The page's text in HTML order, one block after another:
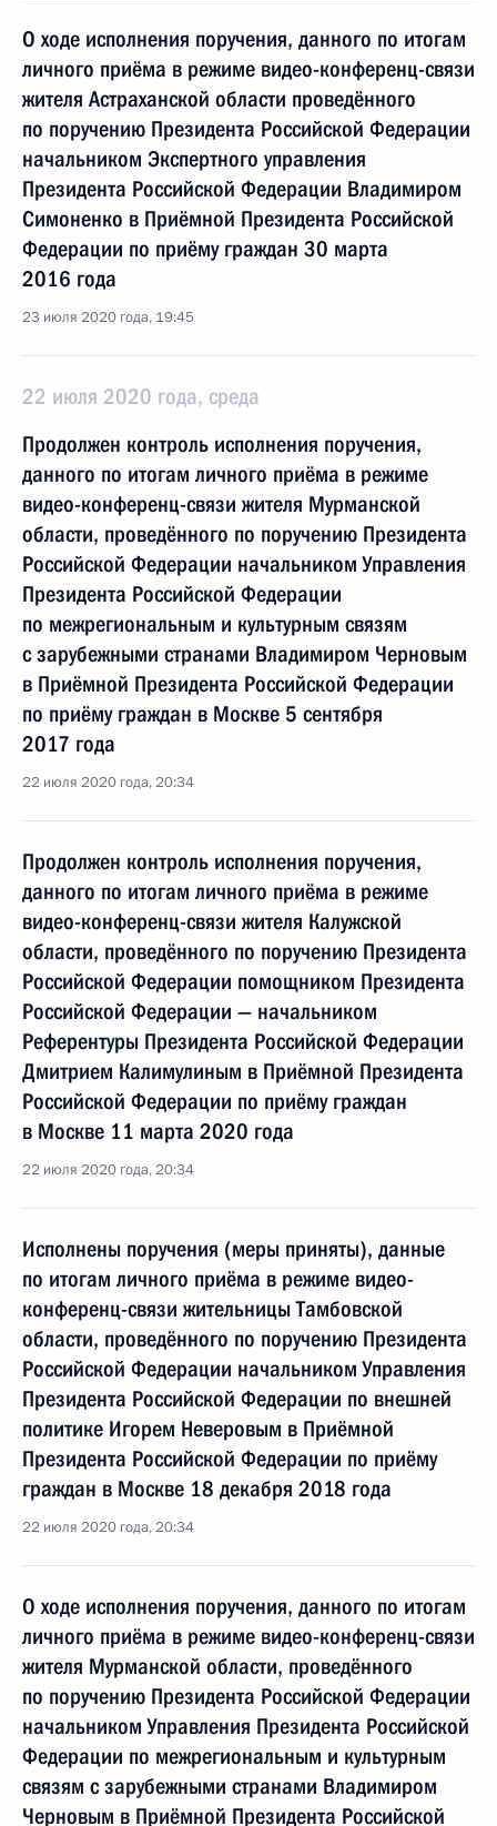
О ходе исполнения поручения, данного по итогам
личного приёма в режиме видео-конференц-связи
жителя Астраханской области проведённого
по поручению Президента Российской Федерации
начальником Экспертного управления
Президента Российской Федерации Владимиром
Симоненко в Приёмной Президента Российской
Федерации по приёму граждан 30 марта
2016 года
23 июля 2020 года, 19:45
22 июля 2020 года, среда
Продолжен контроль исполнения поручения,
данного по итогам личного приёма в режиме
видео-конференц-связи жителя Мурманской
области, проведённого по поручению Президента
Российской Федерации начальником Управления
Президента Российской Федерации
по межрегиональным и культурным связям
с зарубежными странами Владимиром Черновым
в Приёмной Президента Российской Федерации
по приёму граждан в Москве 5 сентября
2017 года
22 июля 2020 года, 20:34
Продолжен контроль исполнения поручения,
данного по итогам личного приёма в режиме
видео-конференц-связи жителя Калужской
области, проведённого по поручению Президента
Российской Федерации помощником Президента
Российской Федерации — начальником
Референтуры Президента Российской Федерации
Дмитрием Калимулиным в Приёмной Президента
Российской Федерации по приёму граждан
в Москве 11 марта 2020 года
22 июля 2020 года, 20:34
Исполнены поручения (меры приняты), данные
по итогам личного приёма в режиме видео-
конференц-связи жительницы Тамбовской
области, проведённого по поручению Президента
Российской Федерации начальником Управления
Президента Российской Федерации по внешней
политике Игорем Неверовым в Приёмной
Президента Российской Федерации по приёму
граждан в Москве 18 декабря 2018 года
22 июля 2020 года, 20:34
О ходе исполнения поручения, данного по итогам
личного приёма в режиме видео-конференц-связи
жителя Мурманской области, проведённого
по поручению Президента Российской Федерации
начальником Управления Президента Российской
Федерации по межрегиональным и культурным
связям с зарубежными странами Владимиром
Черновым в Приёмной Президента Российской